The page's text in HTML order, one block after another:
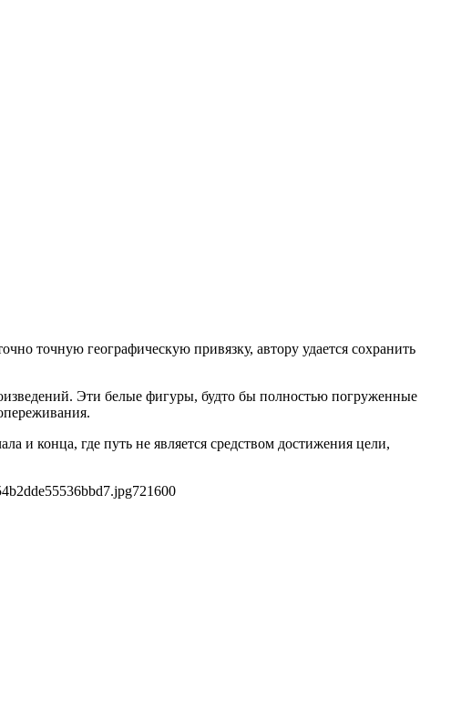
точную географическую привязку, автору удается сохранить
Эти белые фигуры, будто бы полностью погруженные
и конца, где путь не является средством достижения цели,
721600